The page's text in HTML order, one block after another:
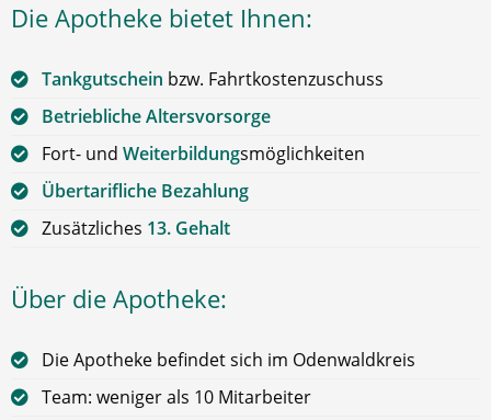
Die Apotheke bietet Ihnen:
Tankgutschein bzw. Fahrtkostenzuschuss
Betriebliche Altersvorsorge
Fort- und Weiterbildungsmöglichkeiten
Übertarifliche Bezahlung
Zusätzliches 13. Gehalt
Über die Apotheke:
Die Apotheke befindet sich im Odenwaldkreis
Team: weniger als 10 Mitarbeiter